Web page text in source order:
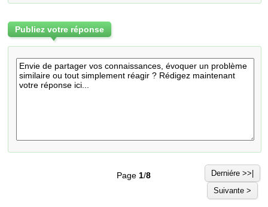
Publiez votre réponse
Page 1/8
Derniére >>|
Suivante >